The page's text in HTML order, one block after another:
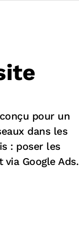
pour un
dans les
: poser les
Google Ads.